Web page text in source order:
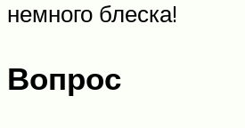
немного блеска!
Вопрос